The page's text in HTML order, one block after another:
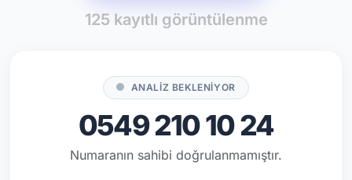
125 kayıtlı görüntülenme
ANALİZ BEKLENİYOR
0549 210 10 24
Numaranın sahibi doğrulanmamıştır.